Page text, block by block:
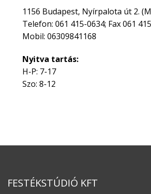
1156 Budapest, Nyírpalota út 2.
Telefon: 061 415-0634; Fax 061
Mobil: 06309841168
Nyitva tartás:
H-P: 7-17
Szo: 8-12
FESTÉKSTÚDIÓ KFT